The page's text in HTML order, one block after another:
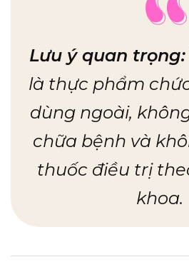
Lưu ý quan trọng:
là thực phẩm
dùng ngoài,
chữa bệnh và
thuốc điều trị
khoa.